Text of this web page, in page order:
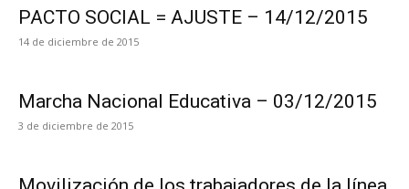
PACTO SOCIAL = AJUSTE – 14/12/2015
14 de diciembre de 2015
Marcha Nacional Educativa – 03/12/2015
3 de diciembre de 2015